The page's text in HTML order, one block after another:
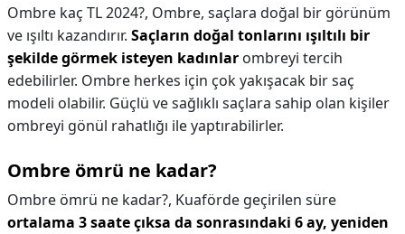
Ombre kaç TL 2024?, Ombre, saçlara doğal bir görünüm
ve ışıltı kazandırır. Saçların doğal tonlarını ışıltılı bir
şekilde görmek isteyen kadınlar ombreyi tercih
edebilirler. Ombre herkes için çok yakışacak bir saç
modeli olabilir. Güçlü ve sağlıklı saçlara sahip olan kişiler
ombreyi gönül rahatlığı ile yaptırabilirler.
Ombre ömrü ne kadar?
Ombre ömrü ne kadar?, Kuaförde geçirilen süre
ortalama 3 saate çıksa da sonrasındaki 6 ay, yeniden